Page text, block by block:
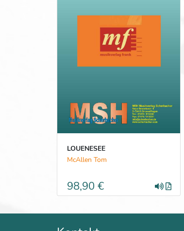
LOUENESEE
McAllen Tom
98,90 €